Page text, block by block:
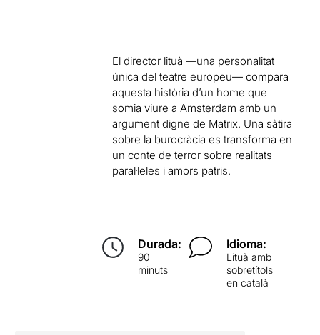
El director lituà —una personalitat
única del teatre europeu— compara
aquesta història d’un home que
somia viure a Amsterdam amb un
argument digne de Matrix. Una sàtira
sobre la burocràcia es transforma en
un conte de terror sobre realitats
paral·leles i amors patris.
Durada:
90
minuts
Idioma:
Lituà amb
sobretítols
en català